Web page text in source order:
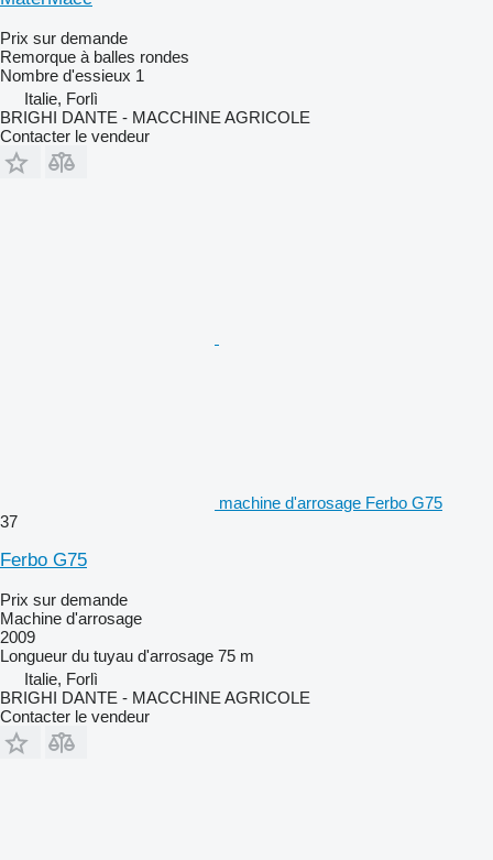
Prix sur demande
Remorque à balles rondes
Nombre d'essieux 1
Italie, Forlì
BRIGHI DANTE - MACCHINE AGRICOLE
Contacter le vendeur
machine d'arrosage Ferbo G75
37
Ferbo G75
Prix sur demande
Machine d'arrosage
2009
Longueur du tuyau d'arrosage 75 m
Italie, Forlì
BRIGHI DANTE - MACCHINE AGRICOLE
Contacter le vendeur